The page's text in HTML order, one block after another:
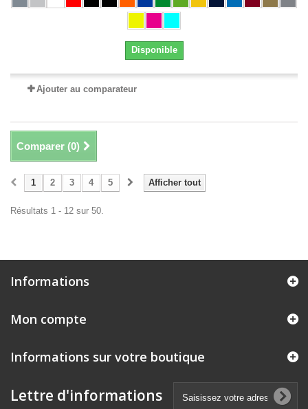
Disponible
Ajouter au comparateur
Comparer (0)
Afficher tout
1 2 3 4 5
Résultats 1 - 12 sur 50.
Informations
Mon compte
Informations sur votre boutique
Lettre d'informations